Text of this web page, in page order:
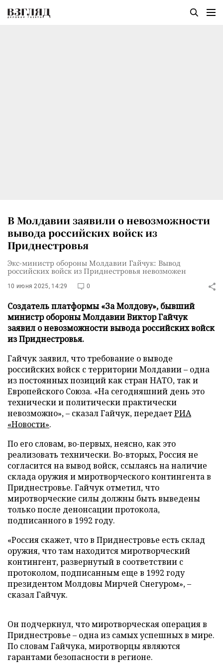
В Молдавии заявили о невозможности
вывода российских войск из
Приднестровья
Экс-министр обороны Молдавии Гайчук: Вывод
российских войск из Приднестровья невозможен
10 июня 2025, 14:29 0
Создатель платформы «За Молдову», бывший
министр обороны Молдавии Виктор Гайчук
заявил о невозможности вывода российских войск
из Приднестровья.
Гайчук заявил, что требование о выводе
российских войск с территории Молдавии – одна
из постоянных позиций как стран НАТО, так и
Европейского Союза. «На сегодняшний день это
технически и политически практически
невозможно», – сказал Гайчук, передаетРИА
«Новости».
По его словам, во-первых, неясно, как это
реализовать технически. Во-вторых, Россия не
согласится на вывод войск, ссылаясь на наличие
склада оружия и миротворческого контингента в
Приднестровье. Гайчук отметил, что
миротворческие силы должны быть выведены
только после денонсации протокола,
подписанного в 1992 году.
«Россия скажет, что в Приднестровье есть склад
оружия, что там находится миротворческий
контингент, развернутый в соответствии с
протоколом, подписанным еще в 1992 году
президентом Молдовы Мирчей Снегуром», –
сказал Гайчук.
Он подчеркнул, что миротворческая операция в
Приднестровье – одна из самых успешных в мире.
По словам Гайчука, миротворцы являются
гарантами безопасности в регионе.